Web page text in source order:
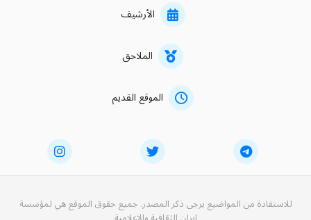
الأرشيف
الملاحق
الموقع القديم
للاستفادة من المواضيع يرجى ذكر المصدر. جميع حقوق الموقع هي لمؤسسة